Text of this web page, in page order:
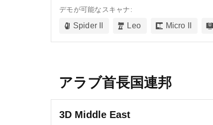
デモが可能なスキャナ:
Spider II Leo Micro II
アラブ首長国連邦
3D Middle East